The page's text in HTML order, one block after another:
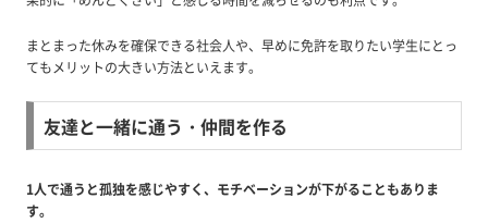
まとまった休みを確保できる社会人や、早めに免許を取りたい学生にとっ
てもメリットの大きい方法といえます。
友達と一緒に通う・仲間を作る
1人で通うと孤独を感じやすく、モチベーションが下がることもありま
す。